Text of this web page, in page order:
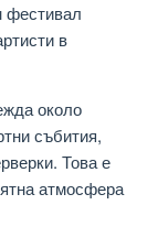
фестивал
в
около
събития,
Това е
атмосфера